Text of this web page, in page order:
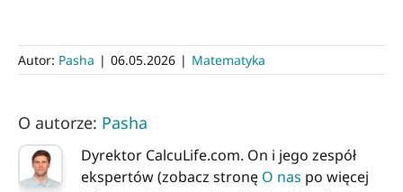
Autor: Pasha | 06.05.2026 | Matematyka
O autorze: Pasha
Dyrektor CalcuLife.com. On i jego zespół
ekspertów (zobacz stronę O nas po więcej